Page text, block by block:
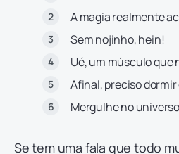
A magia realmente
Sem nojinho, hein!
Ué, um músculo que
Afinal, preciso
Mergulhe no
Se tem uma fala que todo